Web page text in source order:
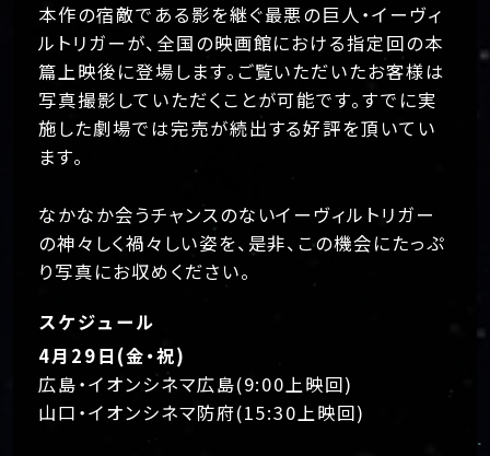
本作の宿敵である影を継ぐ最悪の巨人・イーヴィ
ルトリガーが、全国の映画館における指定回の本
篇上映後に登場します。ご覧いただいたお客様は
写真撮影していただくことが可能です。すでに実
施した劇場では完売が続出する好評を頂いてい
ます。
なかなか会うチャンスのないイーヴィルトリガー
の神々しく禍々しい姿を、是非、この機会にたっぷ
り写真にお収めください。
スケジュール
4月29日(金・祝)
広島・イオンシネマ広島(9:00上映回)
山口・イオンシネマ防府(15:30上映回)